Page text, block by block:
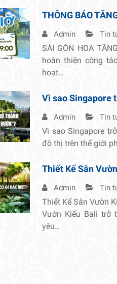
THÔNG BÁO
Admin Tin
SÀI GÒN HOA
hoàn thiện công
hoạt…
Vì sao Singapore
Admin Tin
Vì sao Singapore
đô thị trên thế giới
Thiết Kế Sân
Admin Tin
Thiết Kế Sân Vườn
Vườn Kiểu Bali trở
yêu…